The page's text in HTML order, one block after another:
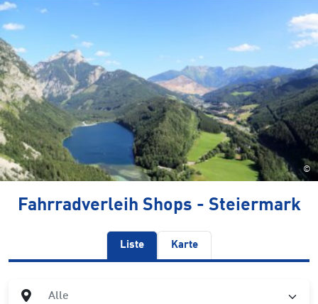
©
Fahrradverleih Shops - Steiermark
Liste Karte
Alle